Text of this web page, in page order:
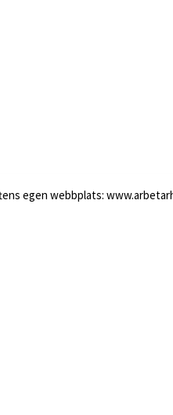
egen webbplats: